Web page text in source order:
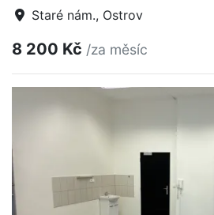
Staré nám., Ostrov
8 200 Kč /za měsíc